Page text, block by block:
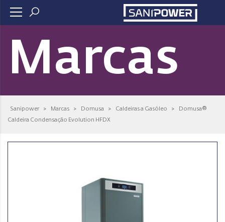
Marcas
Sanipower > Marcas > Domusa > Caldeiras a Gasóleo >
Domusa®
Caldeira Condensação Evolution HFDX